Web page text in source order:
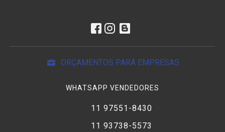
ORÇAMENTOS PARA EMPRESAS
WHATSAPP VENDEDORES
11 97551-8430
11 93738-5573